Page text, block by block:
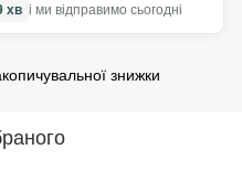
хв і ми відправимо сьогодні
знижки